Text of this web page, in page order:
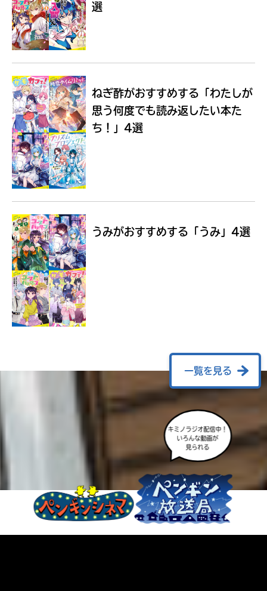
Loading...
選
ねぎ酢がおすすめする 「わたしが
思う何度でも読み返したい本た
ち！」4選
うみがおすすめする 「うみ」4選
一覧を見る
キミノラジオ配信中！
いろんな動画が
見られる
容
も
度
み
て
ね
る